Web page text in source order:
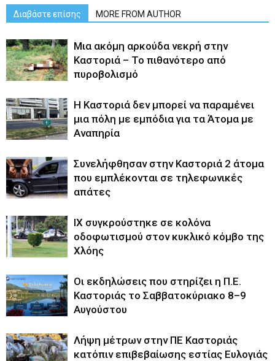
Διαβάστε επίσης MORE FROM AUTHOR
Μια ακόμη αρκούδα νεκρή στην
Καστοριά – Το πιθανότερο από
πυροβολισμό
Η Καστοριά δεν μπορεί να παραμένει
μια πόλη με εμπόδια για τα Άτομα με
Αναπηρία
Συνελήφθησαν στην Καστοριά 2 άτομα
που εμπλέκονται σε τηλεφωνικές
απάτες
ΙΧ συγκρούστηκε σε κολόνα
οδοφωτισμού στον κυκλικό κόμβο της
Χλόης
Οι εκδηλώσεις που στηρίζει η Π.Ε.
Καστοριάς το Σαββατοκύριακο 8–9
Αυγούστου
Λήψη μέτρων στην ΠΕ Καστοριάς
κατόπιν επιβεβαίωσης εστίας Ευλογιάς